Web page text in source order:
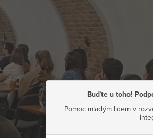
Buďte u toho!
Pomoc mladým lidem v